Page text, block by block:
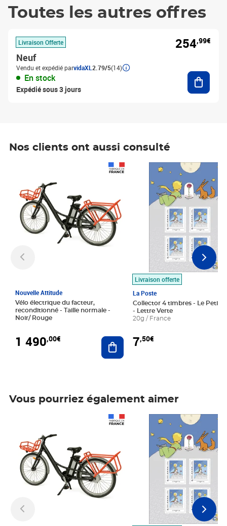
Toutes les autres offres
Livraison Offerte
Neuf
Vendu et expédié parvidaXL 2.79/5(14)
En stock
Expédié sous 3 jours
254,99€
Nos clients ont aussi consulté
Nouvelle Attitude
Vélo électrique du facteur,
reconditionné - Taille normale -
Noir/ Rouge
1 490,00€ Ajouter au panier
Livraison offerte
La Poste
Collector 4 timbres - Le Petit
- Lettre Verte
20g / France
7,50€
Prix 7,50€
Vous pourriez également aimer
Prix 7,50€